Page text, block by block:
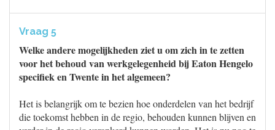
Vraag 5
Welke andere mogelijkheden ziet u om zich in te zetten
voor het behoud van werkgelegenheid bij Eaton Hengelo
specifiek en Twente in het algemeen?
Het is belangrijk om te bezien hoe onderdelen van het bedrijf
die toekomst hebben in de regio, behouden kunnen blijven en